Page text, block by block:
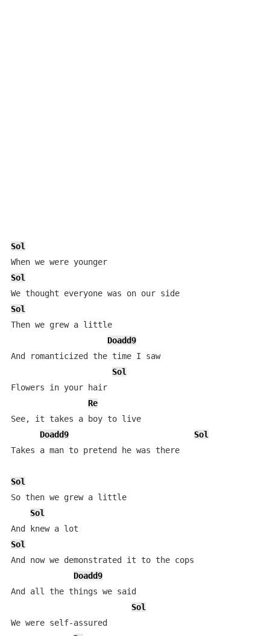
Sol
When we were younger
Sol
We thought everyone was on our side
Sol
Then we grew a little
Doadd9
And romanticized the time I saw
Sol
Flowers in your hair
Re
See, it takes a boy to live
Doadd9
Sol
Takes a man to pretend he was there
Sol
So then we grew a little
Sol
Sol
And now we demonstrated it to the cops
Doadd9
And all the things we said
Sol
We were self-assured